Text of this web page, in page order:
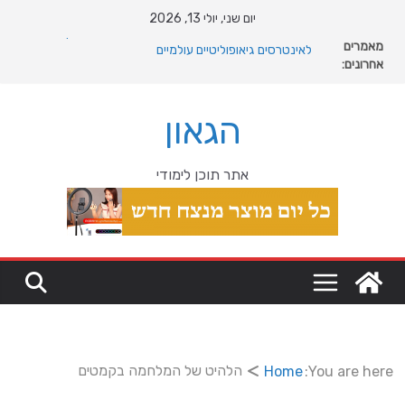
content
יום שני, יולי 13, 2026
מאמרים
אחרונים:
מה רוצה דונאלד טראמפ מגרינלנד: מהיסטוריה ויקינגית
המדריך המלא להתקנת פרקט פי וי סי במבני מסחר ומגורים
הגאון
אתר תוכן לימודי
You are here:
Home הלהיט של המלחמה בקמטים